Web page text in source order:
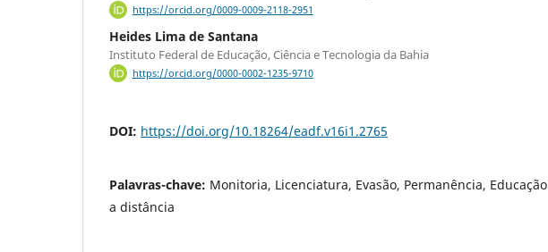
https://orcid.org/0009-0009-2118-2951
Heides Lima de Santana
Instituto Federal de Educação, Ciência e Tecnologia da Bahia
https://orcid.org/0000-0002-1235-9710
DOI: https://doi.org/10.18264/eadf.v16i1.2765
Palavras-chave: Monitoria, Licenciatura, Evasão, Permanência, Educação
a distância